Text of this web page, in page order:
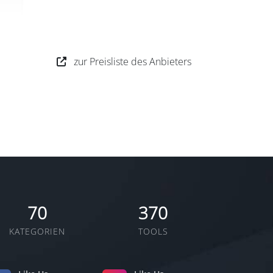
zur Preisliste des Anbieters
70
KATEGORIEN
370
TOOLS